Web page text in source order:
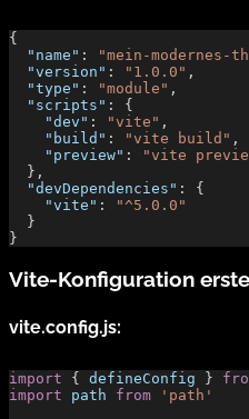
{
  "name"
: "mein-modernes-
  "version"
: "1.0.0" ,
  "type"
: "module" ,
  "scripts"
: {
    "dev"
: "vite" ,
    "build"
: "vite build" ,
    "preview"
:
"vite
  },
  "devDependencies"
: {
    "vite"
:
"^5.0.0"
  }
}
Vite-Konfiguration
vite.config.js:
import { defineConfig }
import path from 'path'